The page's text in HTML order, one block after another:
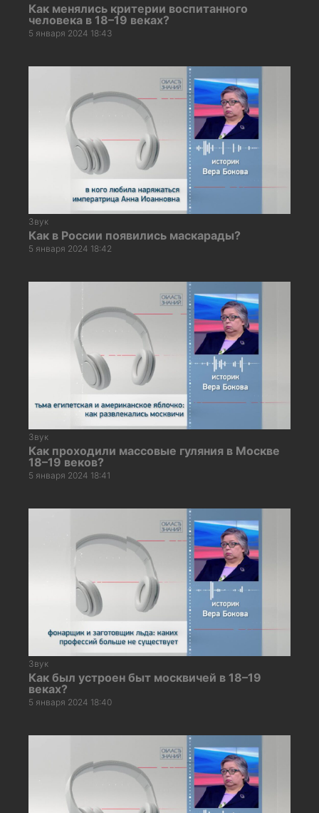
Как менялись критерии воспитанного
человека в 18–19 веках?
5 января 2024 18:43
Звук
Как в России появились маскарады?
5 января 2024 18:42
Звук
Как проходили массовые гуляния в Москве
18–19 веков?
5 января 2024 18:41
Звук
Как был устроен быт москвичей в 18–19
веках?
5 января 2024 18:40